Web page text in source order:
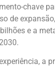
chave
de
e a
a